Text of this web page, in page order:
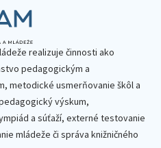
realizuje činnosti ako
pedagogickým a
metodické usmerňovanie škôl a
výskum,
a súťaží, externé testovanie
mládeže či správa knižničného